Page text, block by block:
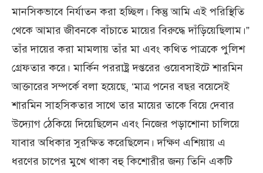
মানসিকভাবে নির্যাতন করা হচ্ছিল। কিন্তু আমি এই পরিস্থিতি
থেকে আমার জীবনকে বাঁচাতে মায়ের বিরুদ্ধে দাঁড়িয়েছিলাম।”
তাঁর দায়ের করা মামলায় তাঁর মা এবং কথিত পাত্রকে পুলিশ
গ্রেফতার করে। মার্কিন পররাষ্ট্র দপ্তরের ওয়েবসাইটে শারমিন
আক্তারের সম্পর্কে বলা হয়েছে, ‘মাত্র পনের বছর বয়েসেই
শারমিন সাহসিকতার সাথে তার মায়ের তাকে বিয়ে দেবার
উদ্যোগ ঠেকিয়ে দিয়েছিলেন এবং নিজের পড়াশোনা চালিয়ে
যাবার অধিকার সুরক্ষিত করেছিলেন। দক্ষিণ এশিয়ায় এ
ধরণের চাপের মুখে থাকা বহু কিশোরীর জন্য তিনি একটি